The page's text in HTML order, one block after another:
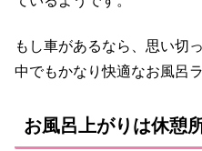
もし車があるなら、思い切
中でもかなり快適なお風呂
お風呂上がりは休憩